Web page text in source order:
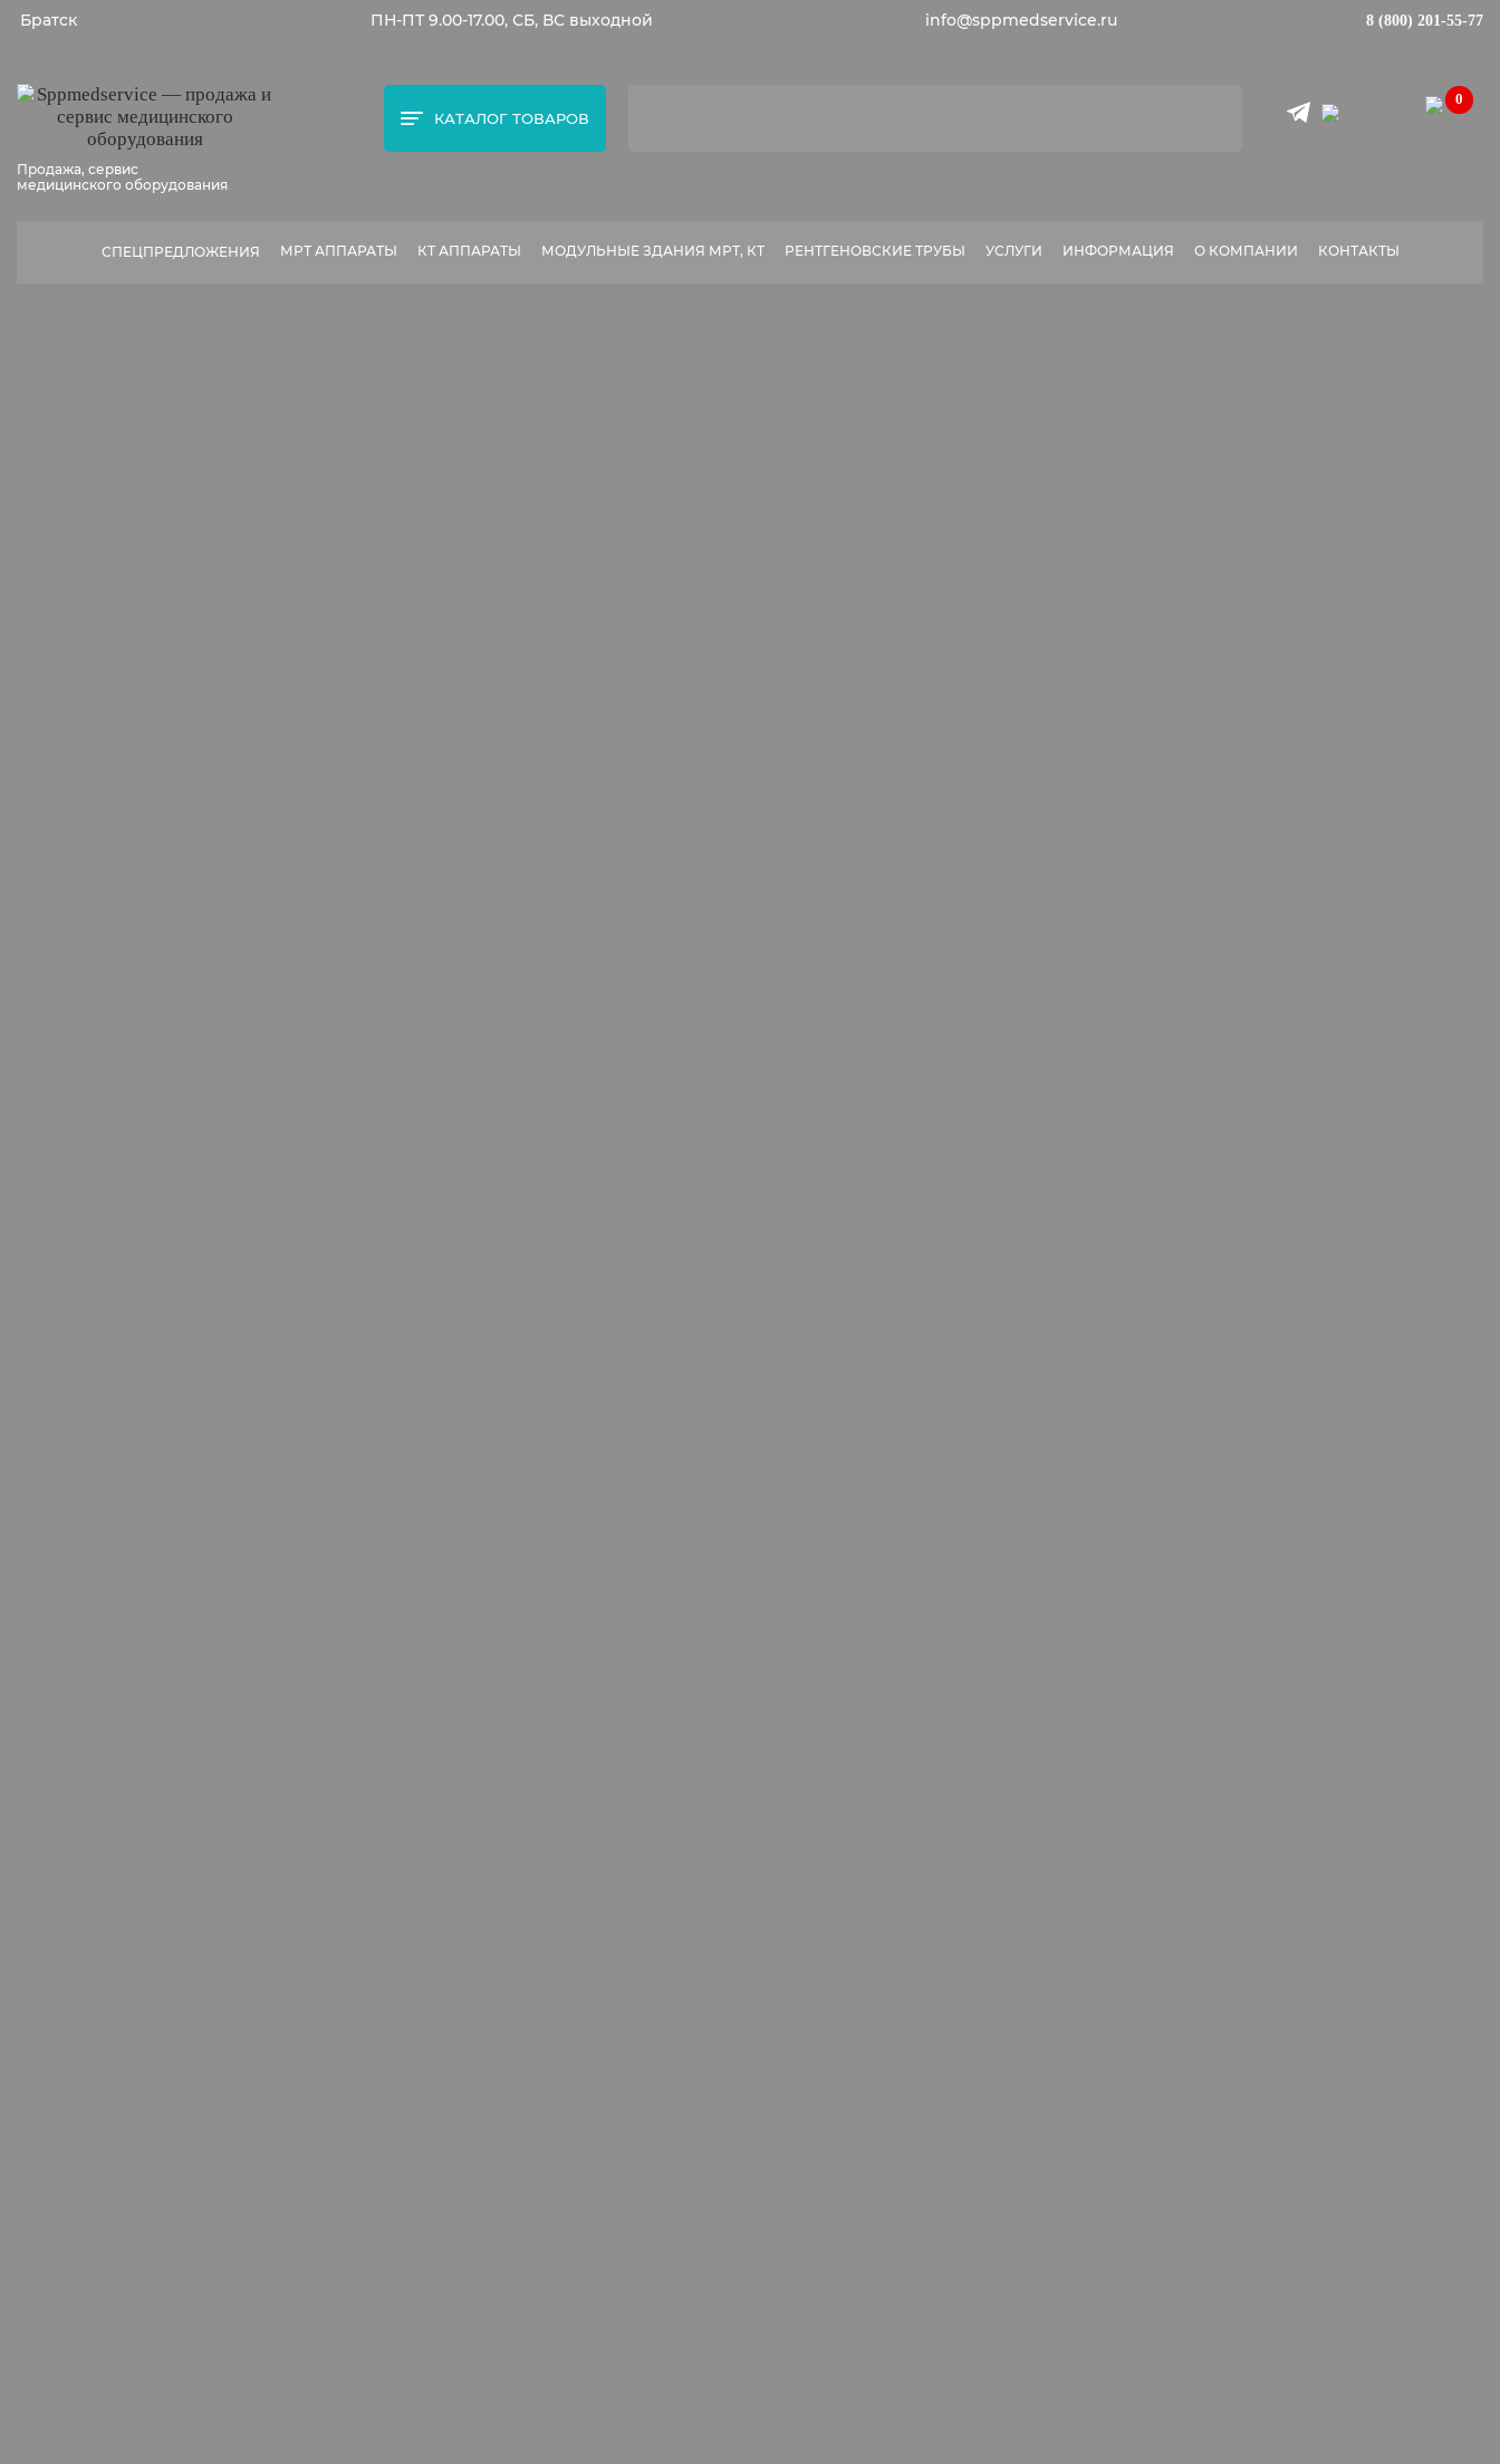
Братск ПН-ПТ 9.00-17.00, СБ, ВС выходной info@sppmedservice.ru 8 (800) 201-55-77
Продажа, сервис
медицинского оборудования
КАТАЛОГ ТОВАРОВ
0
СПЕЦПРЕДЛОЖЕНИЯ МРТ АППАРАТЫ КТ АППАРАТЫ МОДУЛЬНЫЕ ЗДАНИЯ МРТ, КТ РЕНТГЕНОВСКИЕ ТРУБЫ УСЛУГИ ИНФОРМАЦИЯ О КОМПАНИИ КОНТАКТЫ